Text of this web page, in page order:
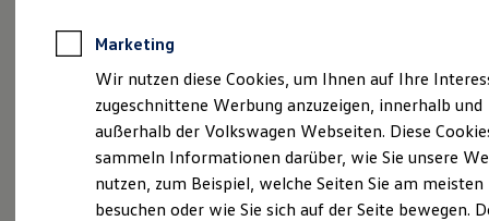
Anpfiff zum Gewinn
Elektroautos
ID. Tutorials
Elektrofahrzeugkonzepte
Reichweite
Reichweite der ID. Modelle
Reichweite im Winter
(Impressum & Rechtliches
Probefahrt vereinbaren
Marketing
Wir nutzen diese Cookies, um Ihnen auf Ihre
zugeschnittene Werbung anzuzeigen, innerhalb und
außerhalb der Volkswagen Webseiten. Diese
sammeln Informationen darüber, wie Sie unsere
nutzen, zum Beispiel, welche Seiten Sie am meisten
besuchen oder wie Sie sich auf der Seite bewegen.